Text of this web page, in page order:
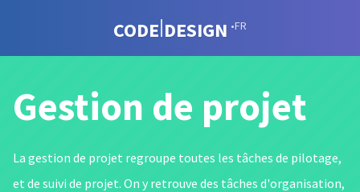
CODE DESIGN •FR
Gestion de projet
La gestion de projet regroupe toutes les tâches de pilotage,
et de suivi de projet. On y retrouve des tâches d'organisation,